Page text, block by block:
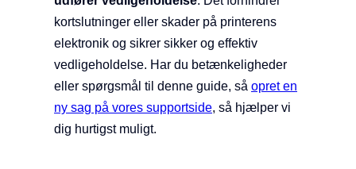
kortslutninger eller skader på printerens
elektronik og sikrer sikker og effektiv
vedligeholdelse. Har du betænkeligheder
eller spørgsmål til denne guide, så opret en
ny sag på vores supportside, så hjælper vi
dig hurtigst muligt.